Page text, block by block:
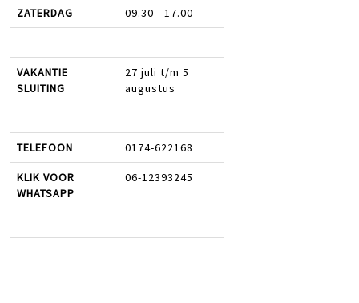
ZATERDAG 09.30 - 17.00
VAKANTIE
SLUITING
27 juli t/m 5
augustus
TELEFOON 0174-622168
KLIK VOOR
WHATSAPP
06-12393245